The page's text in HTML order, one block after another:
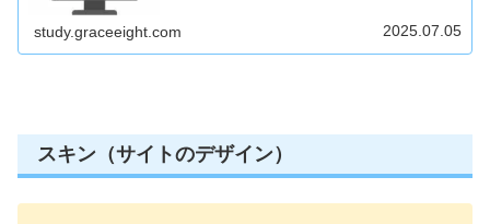
study.graceeight.com 2025.07.05
スキン（サイトのデザイン）